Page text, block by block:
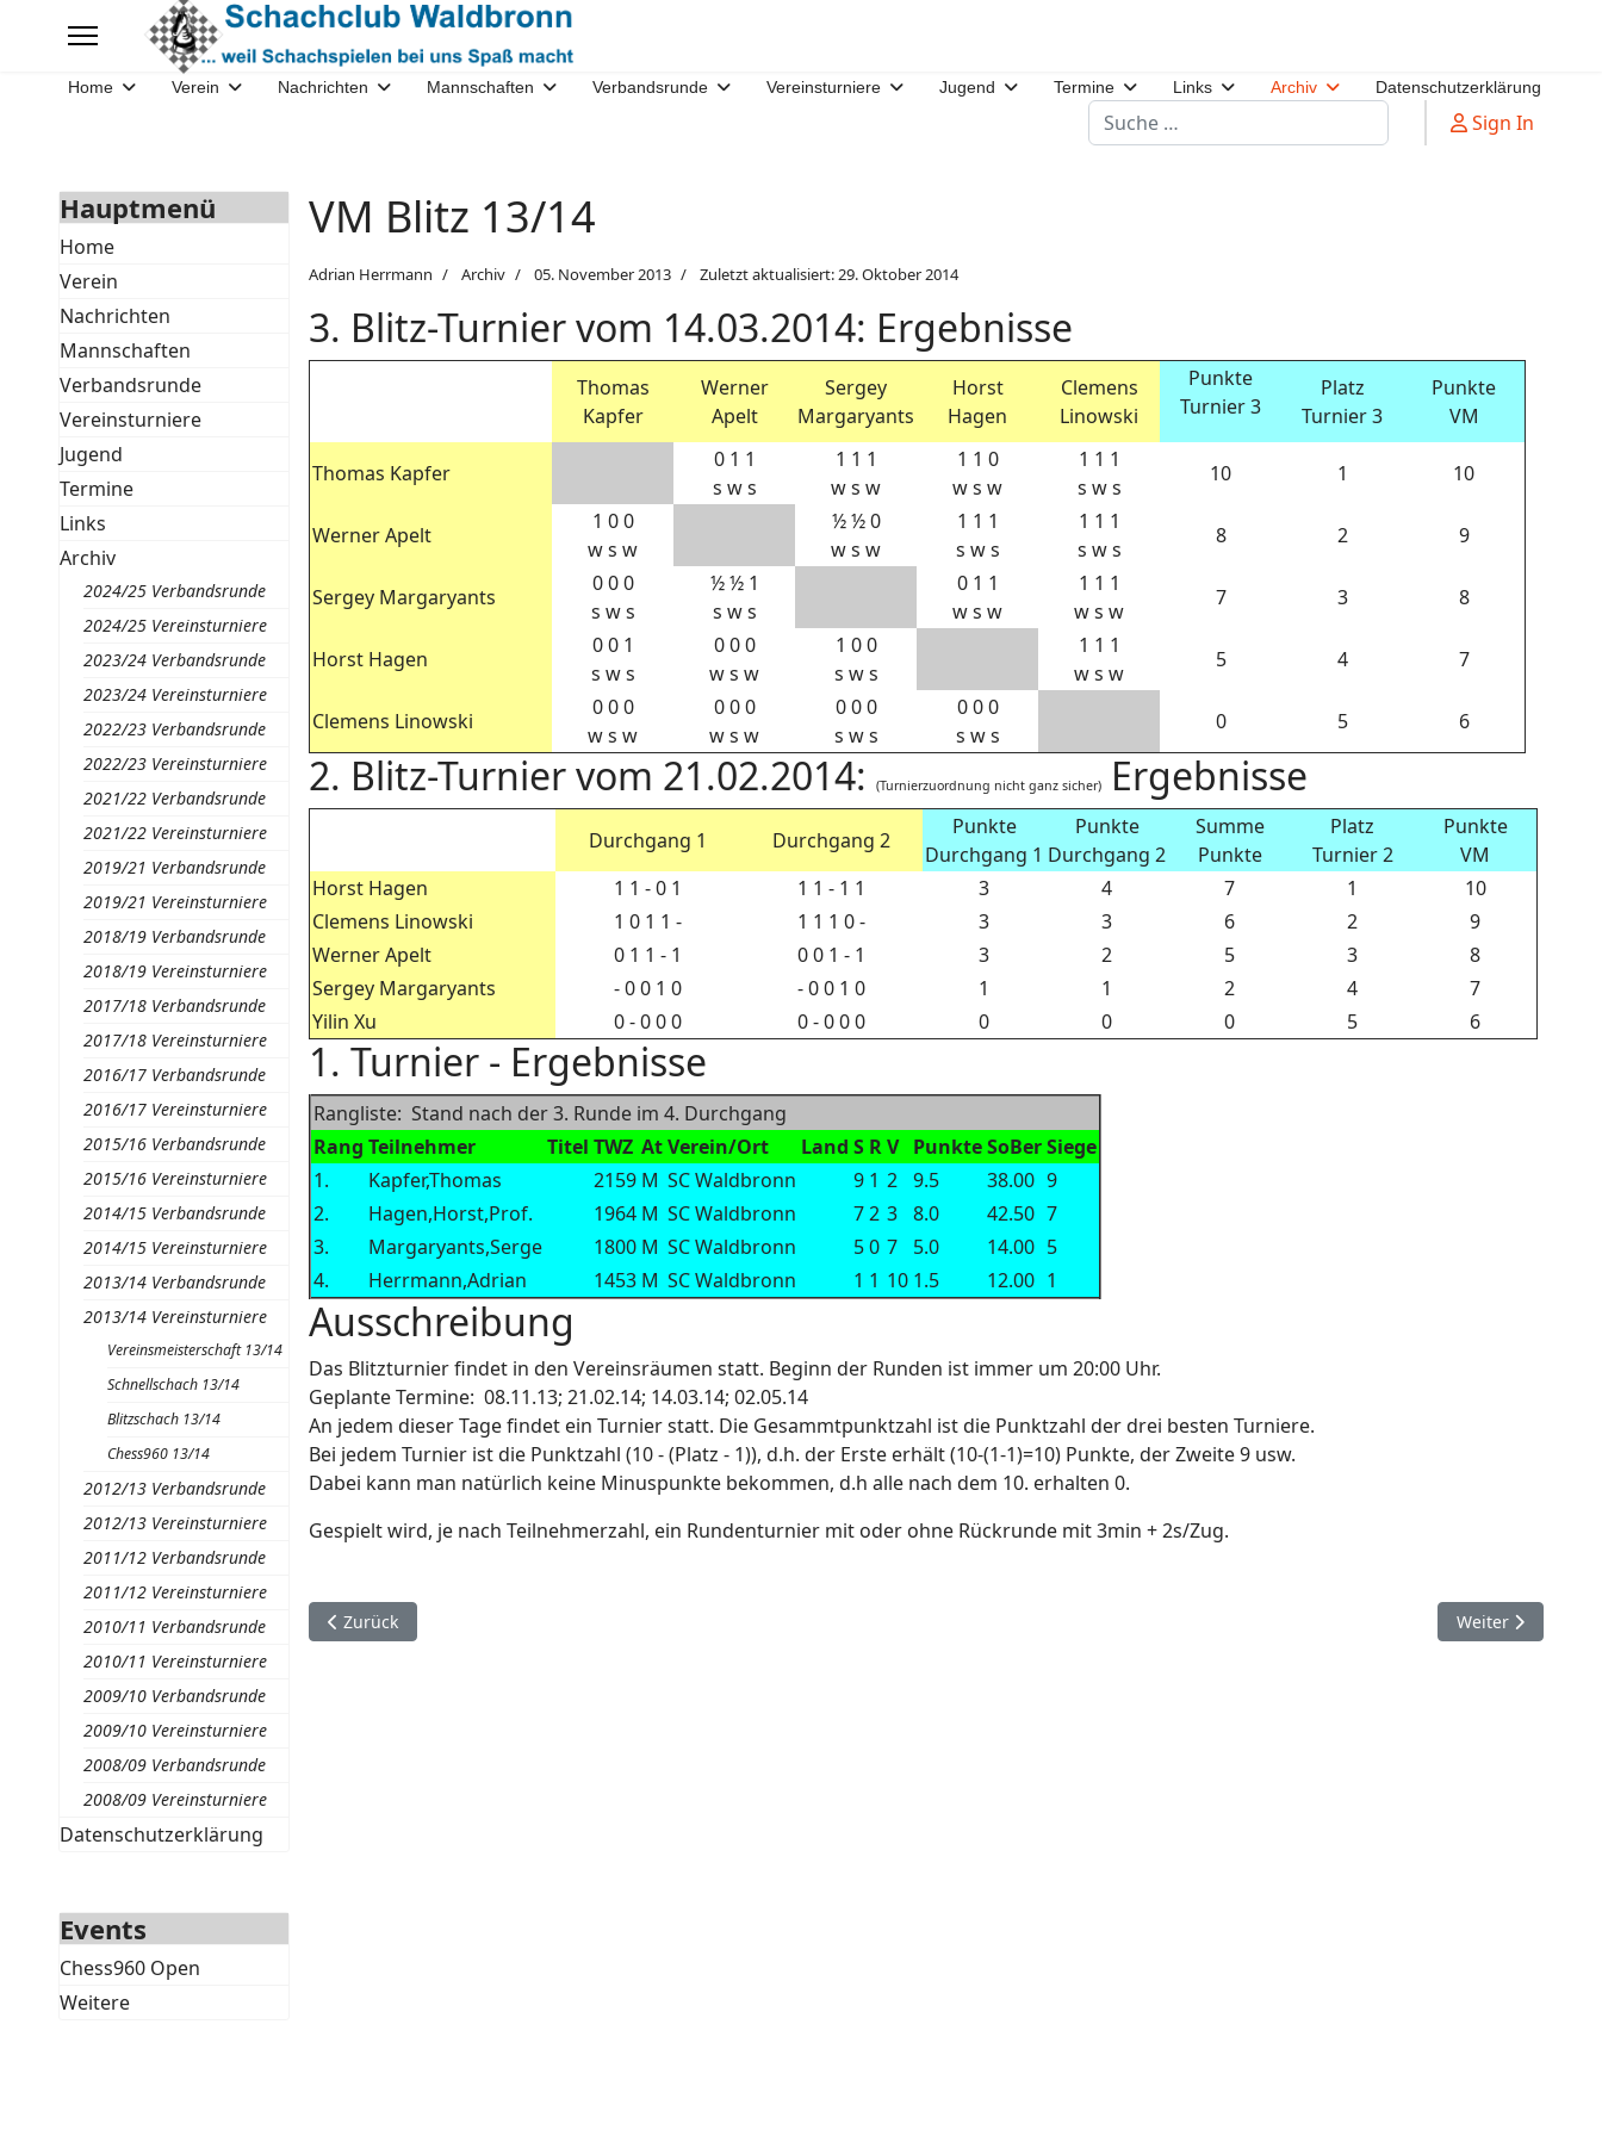
Home Verein Nachrichten Mannschaften Verbandsrunde Vereinsturniere Jugend Termine Links Archiv Datenschutzerklärung
Suchen Sign In
Hauptmenü
Home
Verein
Nachrichten
Mannschaften
Verbandsrunde
Vereinsturniere
Jugend
Termine
Links
Archiv
2024/25 Verbandsrunde
2024/25 Vereinsturniere
2023/24 Verbandsrunde
2023/24 Vereinsturniere
2022/23 Verbandsrunde
2022/23 Vereinsturniere
2021/22 Verbandsrunde
2021/22 Vereinsturniere
2019/21 Verbandsrunde
2019/21 Vereinsturniere
2018/19 Verbandsrunde
2018/19 Vereinsturniere
2017/18 Verbandsrunde
2017/18 Vereinsturniere
2016/17 Verbandsrunde
2016/17 Vereinsturniere
2015/16 Verbandsrunde
2015/16 Vereinsturniere
2014/15 Verbandsrunde
2014/15 Vereinsturniere
2013/14 Verbandsrunde
2013/14 Vereinsturniere
Vereinsmeisterschaft 13/14
Schnellschach 13/14
Blitzschach 13/14
Chess960 13/14
2012/13 Verbandsrunde
2012/13 Vereinsturniere
2011/12 Verbandsrunde
2011/12 Vereinsturniere
2010/11 Verbandsrunde
2010/11 Vereinsturniere
2009/10 Verbandsrunde
2009/10 Vereinsturniere
2008/09 Verbandsrunde
2008/09 Vereinsturniere
Datenschutzerklärung
Events
Chess960 Open
Weitere
VM Blitz 13/14
Adrian Herrmann Archiv 05. November 2013 Zuletzt aktualisiert: 29. Oktober 2014
3. Blitz-Turnier vom 14.03.2014: Ergebnisse
Thomas
Kapfer
Werner
Apelt
Sergey
Margaryants
Horst
Hagen
Clemens
Linowski
Punkte
Turnier 3
Platz
Turnier 3
Punkte
VM
Thomas Kapfer
0 1 1
s w s
1 1 1
w s w
1 1 0
w s w
1 1 1
s w s
10 1 10
Werner Apelt
1 0 0
w s w
½ ½ 0
w s w
1 1 1
s w s
1 1 1
s w s
8 2 9
Sergey Margaryants
0 0 0
s w s
½ ½ 1
s w s
0 1 1
w s w
1 1 1
w s w
7 3 8
Horst Hagen
0 0 1
s w s
0 0 0
w s w
1 0 0
s w s
1 1 1
w s w
5 4 7
Clemens Linowski
0 0 0
w s w
0 0 0
w s w
0 0 0
s w s
0 0 0
s w s
0 5 6
2. Blitz-Turnier vom 21.02.2014:(Turnierzuordnung nicht ganz sicher) Ergebnisse
Durchgang 1 Durchgang 2
Punkte
Durchgang 1
Punkte
Durchgang 2
Summe
Punkte
Platz
Turnier 2
Punkte
VM
Horst Hagen
1 1 - 0 1 1 1 - 1 1 3 4 7 1
10
Clemens Linowski
1 0 1 1 - 1 1 1 0 - 3 3 6 2
9
Werner Apelt
0 1 1 - 1 0 0 1 - 1 3 2 5 3
8
Sergey Margaryants
- 0 0 1 0 - 0 0 1 0 1 1 2 4
7
Yilin Xu
0 - 0 0 0 0 - 0 0 0 0 0 0 5 6
1. Turnier - Ergebnisse
Rangliste: Stand nach der 3. Runde im 4. Durchgang
Rang Teilnehmer Titel TWZ AtVerein/Ort Land S RV PunkteSoBerSiege
1.
Kapfer,Thomas 2159 M SC Waldbronn 9 1 2 9.5 38.00 9
2.
Hagen,Horst,Prof. 1964 M SC Waldbronn 72 3 8.0 42.50 7
3.
Margaryants,Serge 1800 M SC Waldbronn 50 7 5.0 14.00 5
4.
Herrmann,Adrian 1453 M SC Waldbronn 1 1 10 1.5 12.00 1
Ausschreibung
Das Blitzturnier findet in den Vereinsräumen statt. Beginn der Runden ist immer um 20:00 Uhr.
Geplante Termine:08.11.13; 21.02.14; 14.03.14; 02.05.14
An jedem dieser Tage findet ein Turnier statt. Die Gesammtpunktzahl ist die Punktzahl der drei besten Turniere.
Bei jedem Turnier ist die Punktzahl (10 - (Platz - 1)), d.h. der Erste erhält (10-(1-1)=10) Punkte, der Zweite 9 usw.
Dabei kann man natürlich keine Minuspunkte bekommen, d.h alle nach dem 10. erhalten 0.
Gespielt wird, je nach Teilnehmerzahl, ein Rundenturnier mit oder ohne Rückrunde mit 3min + 2s/Zug.
Vorheriger Beitrag: VM Chess960 13/14
Zurück Nächster Beitrag:
Weiter